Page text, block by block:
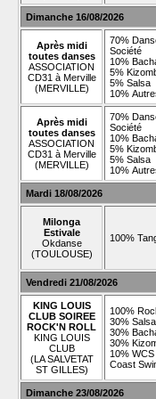
Dimanche 16/08/2026
Après midi
toutes danses
ASSOCIATION
CD31 à Merville
(MERVILLE)
70%
Société
10%
5%
5% Salsa
10%
Après midi
toutes danses
ASSOCIATION
CD31 à Merville
(MERVILLE)
70%
Société
10%
5%
5% Salsa
10%
Mardi 18/08/2026
Milonga
Estivale
Okdanse
(TOULOUSE)
100%
Vendredi 21/08/2026
KING LOUIS
CLUB SOIREE
ROCK'N ROLL
KING LOUIS
CLUB
(LA SALVETAT
ST GILLES)
100%
30% Salsa
30%
30%
10%
Coast
Dimanche 23/08/2026